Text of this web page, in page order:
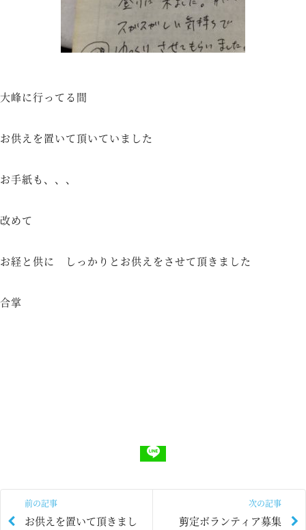
大峰に行ってる間
お供えを置いて頂いていました
お手紙も、、、
改めて
お経と供に しっかりとお供えをさせて頂きました
合掌
前の記事
お供えを置いて頂きまし
次の記事
剪定ボランティア募集